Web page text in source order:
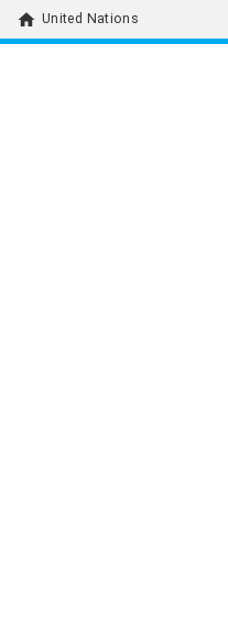
home United Nations